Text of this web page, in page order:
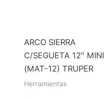
ARCO SIERRA
C/SEGUETA 12″ MINI
(MAT-12) TRUPER
Herramientas